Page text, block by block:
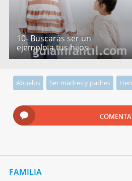
10- Buscarás ser un
ejemplo a tus hijos
Abuelos Ser madres y padres
FAMILIA